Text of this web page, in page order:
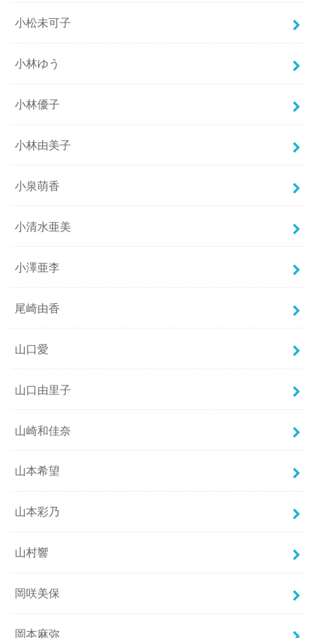
小松未可子
小林ゆう
小林優子
小林由美子
小泉萌香
小清水亜美
小澤亜李
尾崎由香
山口愛
山口由里子
山崎和佳奈
山本希望
山本彩乃
山村響
岡咲美保
岡本麻弥